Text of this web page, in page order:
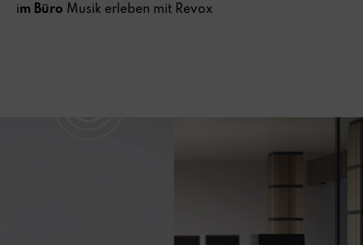
im Büro Musik erleben mit Revox